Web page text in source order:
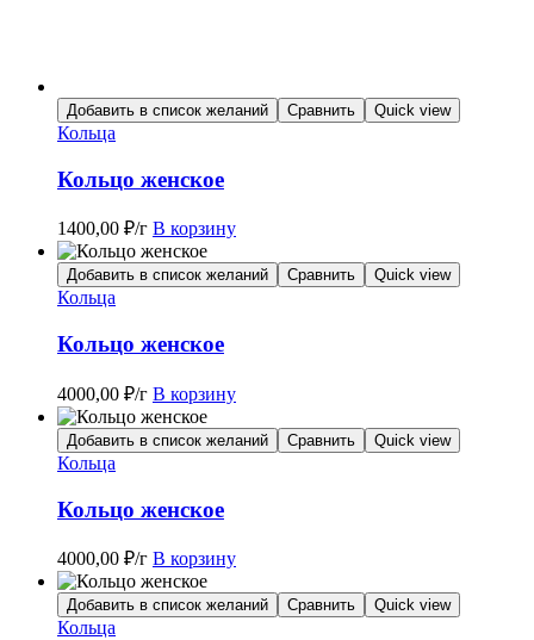
Добавить в список желаний Сравнить Quick view
Кольца
Кольцо женское
1400,00 ₽/г В корзину
Добавить в список желаний Сравнить Quick view
Кольца
Кольцо женское
4000,00 ₽/г В корзину
Добавить в список желаний Сравнить Quick view
Кольца
Кольцо женское
4000,00 ₽/г В корзину
Добавить в список желаний Сравнить Quick view
Кольца